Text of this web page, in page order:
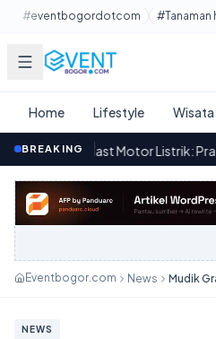
Lewati ke konten utama
#eventbogordotcom #Tanaman
Home Lifestyle Wisata
BREAKING
Motor Listrik: Pra-Pemesanan
Eventbogor.com News
NEWS